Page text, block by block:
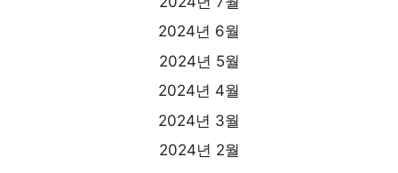
2024년 6월
2024년 5월
2024년 4월
2024년 3월
2024년 2월